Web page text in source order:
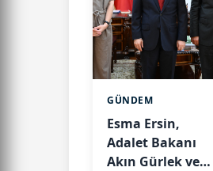
GÜNDEM
Esma Ersin,
Adalet Bakanı
Akın Gürlek ve